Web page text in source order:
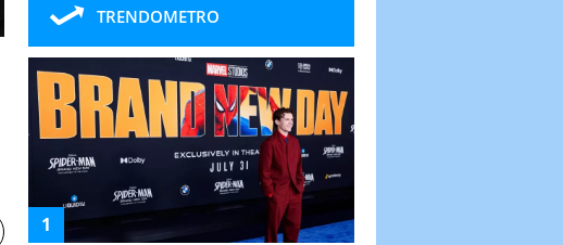
TRENDOMETRO